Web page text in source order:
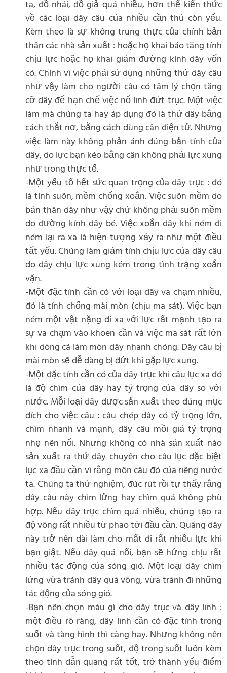
ta, đồ nhái, đồ giả quá nhiều, hơn thế kiến thức
về các loại dây câu của nhiều cần thủ còn yếu.
Kèm theo là sự không trung thực của chính bản
thân các nhà sản xuất : hoặc họ khai báo tăng tính
chịu lực hoặc họ khai giảm đường kính dây vốn
có. Chính vì việc phải sử dụng những thứ dây câu
như vậy làm cho người câu có tâm lý chọn tăng
cỡ dây để hạn chế việc nổ linh đứt trục. Một việc
làm mà chúng ta hay áp dụng đó là thử dây bằng
cách thắt nơ, bằng cách dùng cân điện tử. Nhưng
việc làm này không phản ánh đúng bản tính của
dây, do lực bạn kéo bằng cân không phải lực xung
như trong thực tế.
-Một yếu tố hết sức quan trọng của dây trục : đó
là tính suôn, mềm chống xoắn. Việc suôn mềm do
bản thân dây như vậy chứ không phải suôn mềm
do đường kính dây bé. Việc xoắn dây khi ném đi
ném lại ra xa là hiện tượng xảy ra như một điều
tất yếu. Chúng làm giảm tính chịu lực của dây câu
do dây chịu lực xung kém trong tình trạng xoắn
vặn.
-Một đặc tính cần có với loại dây va chạm nhiều,
đó là tính chống mài mòn (chịu ma sát). Việc bạn
ném một vật nặng đi xa với lực rất mạnh tạo ra
sự va chạm vào khoen cần và việc ma sát rất lớn
khi dòng cá làm mòn dây nhanh chóng. Dây câu bị
mài mòn sẽ dễ dàng bị đứt khi gặp lực xung.
-Một đặc tính cần có của dây trục khi câu lục xa đó
là độ chìm của dây hay tỷ trọng của dây so với
nước. Mỗi loại dây được sản xuất theo đúng mục
đích cho việc câu : câu chép dây có tỷ trọng lớn,
chìm nhanh và mạnh, dây câu mồi giả tỷ trọng
nhẹ nên nổi. Nhưng không có nhà sản xuất nào
sản xuất ra thứ dây chuyên cho câu lục đặc biệt
lục xa đầu cần vì rằng môn câu đó của riêng nước
ta. Chúng ta thử nghiệm, đúc rút rồi tự thấy rằng
dây câu này chìm lửng hay chìm quá không phù
hợp. Nếu dây trục chìm quá nhiều, chúng tạo ra
độ võng rất nhiều từ phao tới đầu cần. Quãng dây
này trở nên dài làm cho mất đi rất nhiều lực khi
bạn giật. Nếu dây quá nổi, bạn sẽ hứng chịu rất
nhiều tác động của sóng gió. Một loại dây chìm
lửng vừa tránh dây quá võng, vừa tránh đi những
tác động của sóng gió.
-Bạn nên chọn màu gì cho dây trục và dây linh :
một điều rõ ràng, dây linh cần có đặc tính trong
suốt và tàng hình thì càng hay. Nhưng không nên
chọn dây trục trong suốt, độ trong suốt luôn kèm
theo tính dẫn quang rất tốt, trở thành yếu điểm